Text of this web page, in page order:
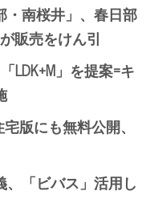
・南桜井」、春日部
販売をけん引
LDK+M」を提案=キ
版にも無料公開、
「ビバス」活用し